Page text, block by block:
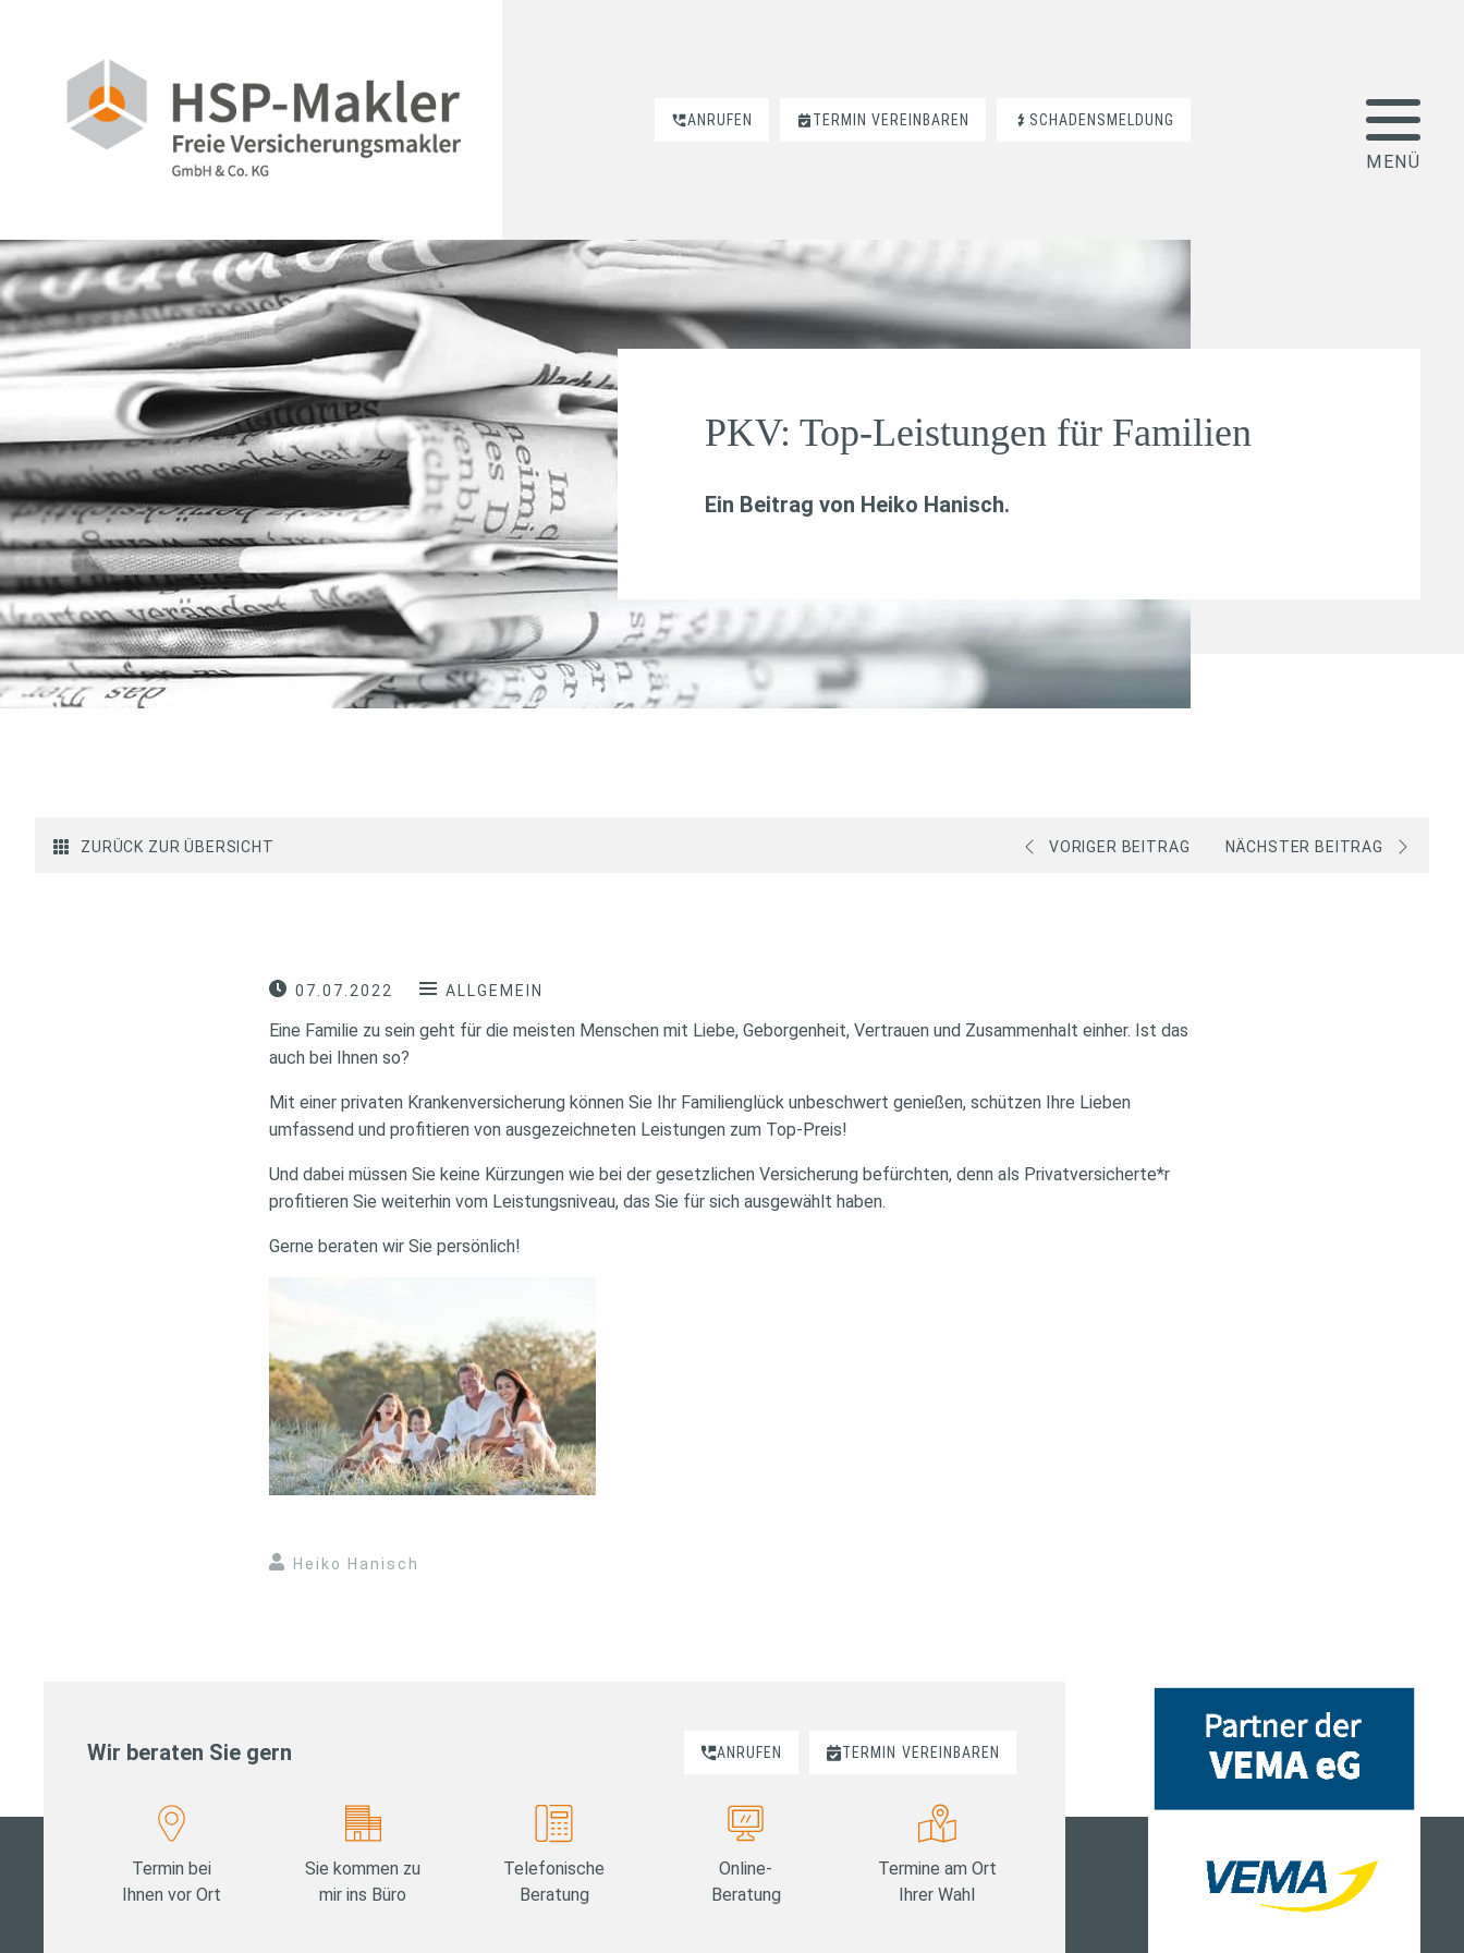
ANRUFEN TERMIN VEREINBAREN SCHADENSMELDUNG
PKV: Top-Leistungen für Familien
Ein Beitrag von Heiko Hanisch.
ZURÜCK ZUR ÜBERSICHT VORIGER BEITRAG NÄCHSTER BEITRAG
07.07.2022 ALLGEMEIN
Eine Familie zu sein geht für die meisten Menschen mit Liebe, Geborgenheit, Vertrauen und Zusammenhalt einher. Ist das
auch bei Ihnen so?
Mit einer privaten Krankenversicherung können Sie Ihr Familien­glück unbeschwert genießen, schützen Ihre Lieben
umfassend und profitieren von ausgezeichneten Leistungen zum Top-Preis!
Und dabei müssen Sie keine Kürzungen wie bei der gesetzlichen Versicherung befürchten, denn als Privatversicherte*r
profitieren Sie weiterhin vom Leistungsniveau, das Sie für sich ausgewählt haben.
Gerne beraten wir Sie persönlich!
Heiko Hanisch
Wir beraten Sie gern ANRUFEN TERMIN VEREINBAREN
Termin bei
Ihnen vor Ort
Sie kommen zu
mir ins Büro
Telefonische
Beratung
Online-
Beratung
Termine am Ort
Ihrer Wahl